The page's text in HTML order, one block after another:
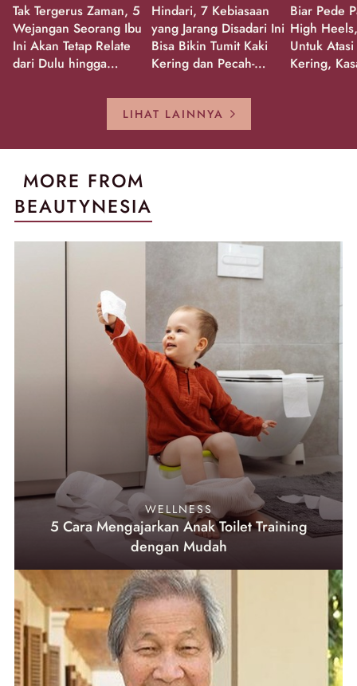
Tak Tergerus Zaman, 5
Wejangan Seorang Ibu
Ini Akan Tetap Relate
dari Dulu hingga
Hindari, 7 Kebiasaan
yang Jarang Disadari Ini
Bisa Bikin Tumit Kaki
Kering dan Pecah-
Biar Pede
High
Untuk
Kering,
LIHAT LAINNYA
MORE FROM
BEAUTYNESIA
WELLNESS
5 Cara Mengajarkan Anak Toilet Training
dengan Mudah